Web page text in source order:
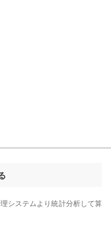
システムより統計分析して算